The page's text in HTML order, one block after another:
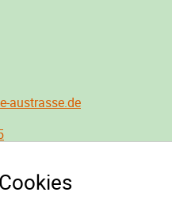
austrasse.de